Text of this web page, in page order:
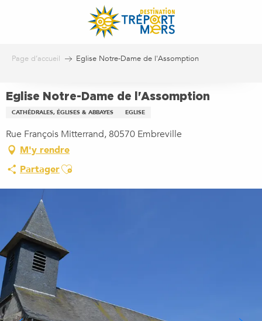
Page d’accueil Eglise Notre-Dame de l'Assomption
Eglise Notre-Dame de l'Assomption
CATHÉDRALES, ÉGLISES & ABBAYES EGLISE
Rue François Mitterrand, 80570 Embreville
M'y rendre
PartagerAjouter aux favoris